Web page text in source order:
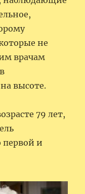
не
врачам
высоте.
79 лет,
первой и